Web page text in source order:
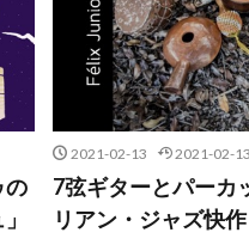
の
2021-02-13 2021-02-13
7弦ギターとパーカ
リアン・ジャズ快作